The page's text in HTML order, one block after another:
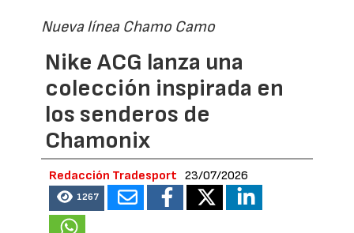
Nueva línea Chamo Camo
Nike ACG lanza una
colección inspirada en
los senderos de
Chamonix
Redacción Tradesport 23/07/2026
1267